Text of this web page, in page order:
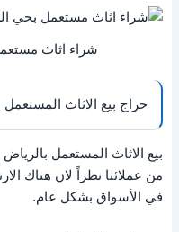
شراء اثاث
حراج بيع الاثاث
بيع الاثاث المستعمل
من عملائنا نظراً لان هناك
في الأسواق بشكل عام.